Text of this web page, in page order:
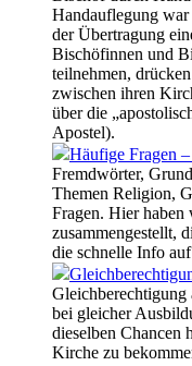
Handauflegung war
der Übertragung
Bischöfinnen und
teilnehmen,
zwischen ihren
über die
Apostel).
Häufige Fragen
Fremdwörter,
Themen Religion,
Fragen. Hier
zusammengestellt,
die schnelle Info
Gleichberechtigung
bei gleicher
dieselben Chancen
Kirche zu